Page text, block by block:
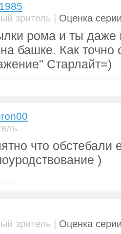
зритель | Оценка
рома и ты даже
башке. Как точно
Старлайт=)
что обстебали
)
зритель | Оценка